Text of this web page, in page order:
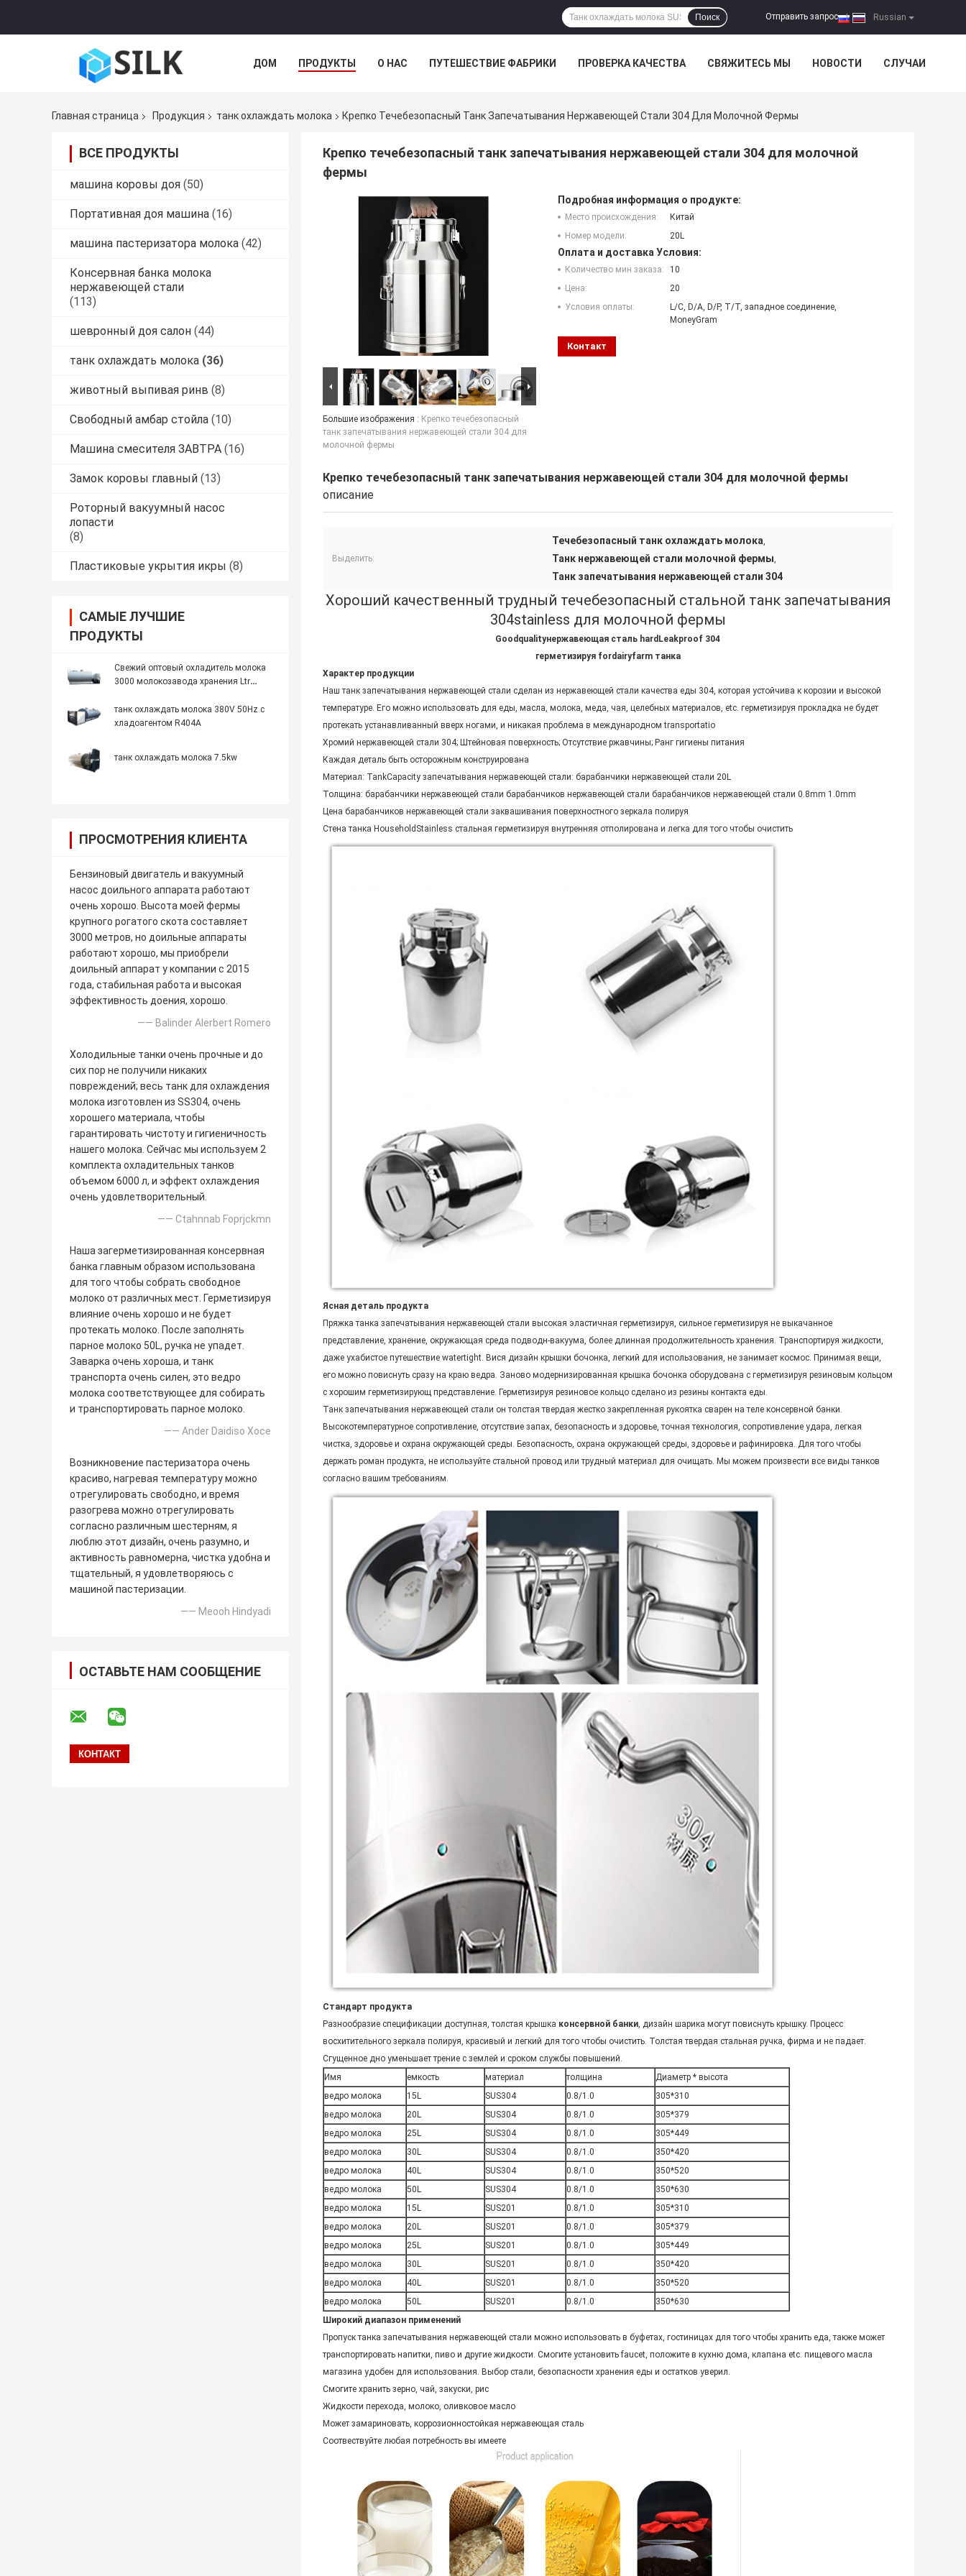
Russian
Отправить запрос |
Поиск
ДОМ ПРОДУКТЫ О НАС ПУТЕШЕСТВИЕ ФАБРИКИ ПРОВЕРКА КАЧЕСТВА СВЯЖИТЕСЬ МЫ НОВОСТИ СЛУЧАИ
Главная страница Продукция танк охлаждать молока Крепко Течебезопасный Танк Запечатывания Нержавеющей Стали 304 Для Молочной Фермы
ВСЕ ПРОДУКТЫ
машина коровы доя (50)
Портативная доя машина (16)
машина пастеризатора молока (42)
Консервная банка молока
нержавеющей стали
(113)
шевронный доя салон (44)
танк охлаждать молока (36)
животный выпивая ринв (8)
Свободный амбар стойла (10)
Машина смесителя ЗАВТРА (16)
Замок коровы главный (13)
Роторный вакуумный насос
лопасти
(8)
Пластиковые укрытия икры (8)
САМЫЕ ЛУЧШИЕ
ПРОДУКТЫ
Свежий оптовый охладитель молока
3000 молокозавода хранения Ltr
танк охлаждать молока 380V 50Hz с
хладоагентом R404A
танк охлаждать молока 7.5kw
ПРОСМОТРЕНИЯ КЛИЕНТА
Бензиновый двигатель и вакуумный
насос доильного аппарата работают
очень хорошо. Высота моей фермы
крупного рогатого скота составляет
3000 метров, но доильные аппараты
работают хорошо, мы приобрели
доильный аппарат у компании с 2015
года, стабильная работа и высокая
эффективность доения, хорошо.
—— Balinder Alerbert Romero
Холодильные танки очень прочные и до
сих пор не получили никаких
повреждений; весь танк для охлаждения
молока изготовлен из SS304, очень
хорошего материала, чтобы
гарантировать чистоту и гигиеничность
нашего молока. Сейчас мы используем 2
комплекта охладительных танков
объемом 6000 л, и эффект охлаждения
очень удовлетворительный.
—— Ctahnnab Foprjckmn
Наша загерметизированная консервная
банка главным образом использована
для того чтобы собрать свободное
молоко от различных мест. Герметизируя
влияние очень хорошо и не будет
протекать молоко. После заполнять
парное молоко 50L, ручка не упадет.
Заварка очень хороша, и танк
транспорта очень силен, это ведро
молока соответствующее для собирать
и транспортировать парное молоко.
—— Ander Daidiso Хосе
Возникновение пастеризатора очень
красиво, нагревая температуру можно
отрегулировать свободно, и время
разогрева можно отрегулировать
согласно различным шестерням, я
люблю этот дизайн, очень разумно, и
активность равномерна, чистка удобна и
тщательный, я удовлетворяюсь с
машиной пастеризации.
—— Meooh Hindyadi
ОСТАВЬТЕ НАМ СООБЩЕНИЕ
Крепко течебезопасный танк запечатывания нержавеющей стали 304 для молочной
фермы
Большие изображения : Крепко течебезопасный
танк запечатывания нержавеющей стали 304 для
молочной фермы
Подробная информация о продукте:
Место происхождения:
Китай
Номер модели:
20L
Оплата и доставка Условия:
Количество мин заказа:
10
Цена:
20
Условия оплаты:
L/C, D/A, D/P, T/T, западное соединение,
MoneyGram
Контакт
Крепко течебезопасный танк запечатывания нержавеющей стали 304 для молочной фермы
описание
Выделить:
Течебезопасный танк охлаждать молока,
Танк нержавеющей стали молочной фермы,
Танк запечатывания нержавеющей стали 304
Хороший качественный трудный течебезопасный стальной танк запечатывания
304stainless для молочной фермы
Goodqualityнержавеющая сталь hardLeakproof 304
герметизируя fordairyfarm танка
Характер продукции
Наш танк запечатывания нержавеющей стали сделан из нержавеющей стали качества еды 304, которая устойчива к корозии и высокой
температуре. Его можно использовать для еды, масла, молока, меда, чая, целебных материалов, etc. герметизируя прокладка не будет
протекать устанавливанный вверх ногами, и никакая проблема в международном transportatio
Хромий нержавеющей стали 304; Штейновая поверхность; Отсутствие ржавчины; Ранг гигиены питания
Каждая деталь быть осторожным конструирована
Материал: TankCapacity запечатывания нержавеющей стали: барабанчики нержавеющей стали 20L
Толщина: барабанчики нержавеющей стали барабанчиков нержавеющей стали барабанчиков нержавеющей стали 0.8mm 1.0mm
Цена барабанчиков нержавеющей стали заквашивания поверхностного зеркала полируя
Стена танка HouseholdStainless стальная герметизируя внутренняя отполирована и легка для того чтобы очистить
Ясная деталь продукта
Пряжка танка запечатывания нержавеющей стали высокая эластичная герметизируя, сильное герметизируя не выкачанное
представление, хранение, окружающая среда подводн-вакуума, более длинная продолжительность хранения. Транспортируя жидкости,
даже ухабистое путешествие watertight. Вися дизайн крышки бочонка, легкий для использования, не занимает космос. Принимая вещи,
его можно повиснуть сразу на краю ведра. Заново модернизированная крышка бочонка оборудована с герметизируя резиновым кольцом
с хорошим герметизирующ представление. Герметизируя резиновое кольцо сделано из резины контакта еды.
Танк запечатывания нержавеющей стали он толстая твердая жестко закрепленная рукоятка сварен на теле консервной банки.
Высокотемпературное сопротивление, отсутствие запах, безопасность и здоровье, точная технология, сопротивление удара, легкая
чистка, здоровье и охрана окружающей среды. Безопасность, охрана окружающей среды, здоровье и рафинировка. Для того чтобы
держать роман продукта, не используйте стальной провод или трудный материал для очищать. Мы можем произвести все виды танков
согласно вашим требованиям.
Стандарт продукта
Разнообразие спецификации доступная, толстая крышка консервной банки, дизайн шарика могут повиснуть крышку. Процесс
восхитительного зеркала полируя, красивый и легкий для того чтобы очистить. Толстая твердая стальная ручка, фирма и не падает.
Сгущенное дно уменьшает трение с землей и сроком службы повышений.
Имя
емкость материал толщина
Диаметр * высота
ведро молока
15L SUS304 0.8/1.0
305*310
ведро молока
20L SUS304 0.8/1.0
305*379
ведро молока
25L SUS304 0.8/1.0
305*449
ведро молока
30L SUS304 0.8/1.0
350*420
ведро молока
40L SUS304 0.8/1.0
350*520
ведро молока
50L SUS304 0.8/1.0
350*630
ведро молока
15L SUS201 0.8/1.0
305*310
ведро молока
20L SUS201 0.8/1.0
305*379
ведро молока
25L SUS201 0.8/1.0
305*449
ведро молока
30L SUS201 0.8/1.0
350*420
ведро молока
40L SUS201 0.8/1.0
350*520
ведро молока
50L SUS201 0.8/1.0
350*630
Широкий диапазон применений
Пропуск танка запечатывания нержавеющей стали можно использовать в буфетах, гостиницах для того чтобы хранить еда, также может
транспортировать напитки, пиво и другие жидкости. Смогите установить faucet, положите в кухню дома, клапана etc. пищевого масла
магазина удобен для использования. Выбор стали, безопасности хранения еды и остатков уверил.
Смогите хранить зерно, чай, закуски, рис
Жидкости перехода, молоко, оливковое масло
Может замариновать, коррозионностойкая нержавеющая сталь
Соотвествуйте любая потребность вы имеете